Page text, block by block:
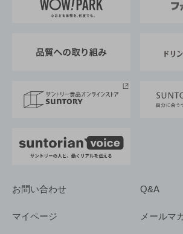
地域情報
サントリーサンバーズ大阪
サントリーが考えるサステナビリテ
企業概要
採用情報
お問い合わせ Q&A
マイページ メールマ